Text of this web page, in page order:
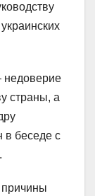
недоверие
страны, а
беседе с
причины